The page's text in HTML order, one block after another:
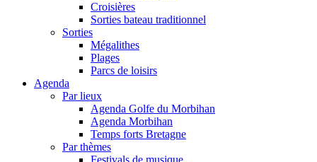
Croisières
Sorties bateau traditionnel
Sorties
Mégalithes
Plages
Parcs de loisirs
Agenda
Par lieux
Agenda Golfe du Morbihan
Agenda Morbihan
Temps forts Bretagne
Par thèmes
Festivals de musique